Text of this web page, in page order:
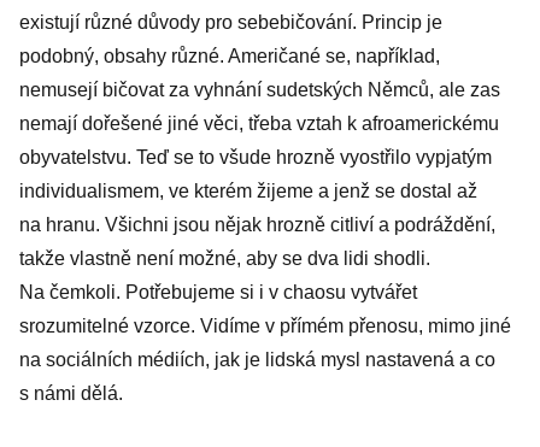
existují různé důvody pro sebebičování. Princip je
podobný, obsahy různé. Američané se, například,
nemusejí bičovat za vyhnání sudetských Němců, ale zas
nemají dořešené jiné věci, třeba vztah k afroamerickému
obyvatelstvu. Teď se to všude hrozně vy­ostřilo vypjatým
individualismem, ve kterém žijeme a jenž se dostal až
na hranu. Všichni jsou nějak hrozně citliví a podráždění,
takže vlastně není možné, aby se dva lidi shodli.
Na čemkoli. Potřebujeme si i v chaosu vytvářet
srozumitelné vzorce. Vidíme v přímém přenosu, mimo jiné
na sociálních médiích, jak je lidská mysl nastavená a co
s námi dělá.